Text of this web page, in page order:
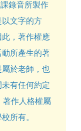
錄音所製作
文字的方
，著作權應
所產生的著
於老師，也
有任何約定
著作人格權屬
所有。